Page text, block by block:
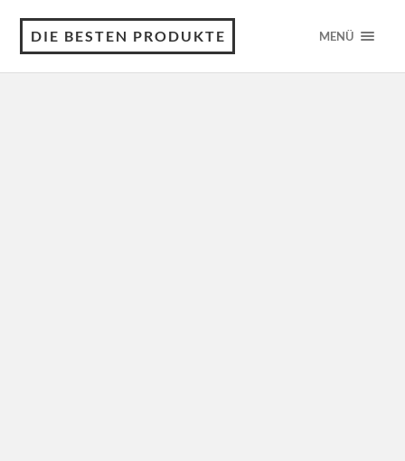
DIE BESTEN PRODUKTE MENÜ